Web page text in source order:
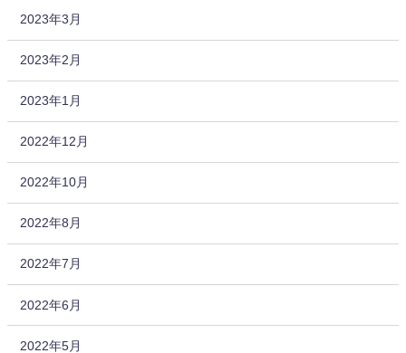
2023年3月
2023年2月
2023年1月
2022年12月
2022年10月
2022年8月
2022年7月
2022年6月
2022年5月